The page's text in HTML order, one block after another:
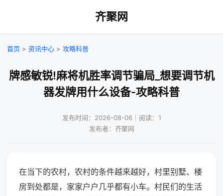
齐聚网
首页 > 资讯中心 > 攻略科普
牌感敏锐!麻将机胜率调节骗局_想要调节机
器发牌用什么设备-攻略科普
发布时间：2026-08-06｜阅读：1
发布者：齐聚网
在当下的农村，农村的条件越来越好，村里别墅、楼
房到处都是，家家户户几乎都有小车。村民们的生活